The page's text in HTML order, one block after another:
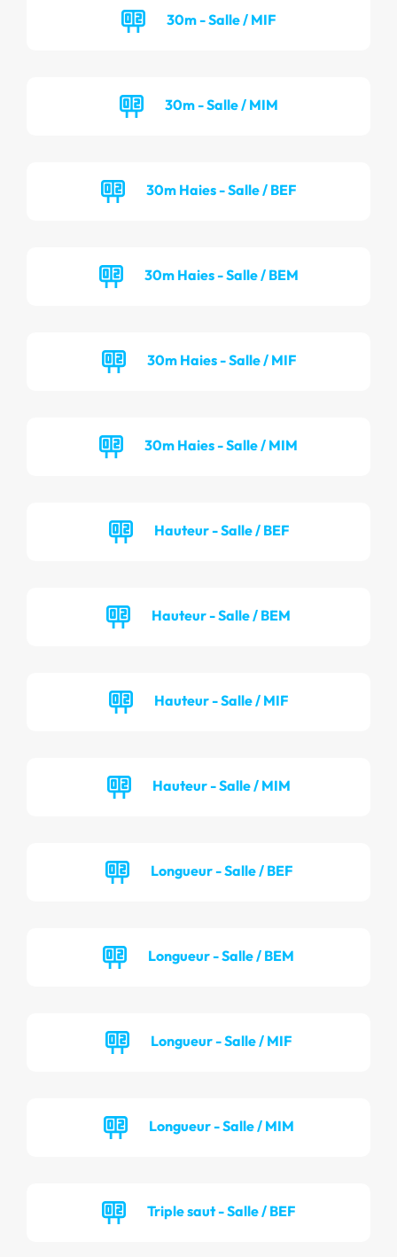
30m - Salle / MIF
30m - Salle / MIM
30m Haies - Salle / BEF
30m Haies - Salle / BEM
30m Haies - Salle / MIF
30m Haies - Salle / MIM
Hauteur - Salle / BEF
Hauteur - Salle / BEM
Hauteur - Salle / MIF
Hauteur - Salle / MIM
Longueur - Salle / BEF
Longueur - Salle / BEM
Longueur - Salle / MIF
Longueur - Salle / MIM
Triple saut - Salle / BEF